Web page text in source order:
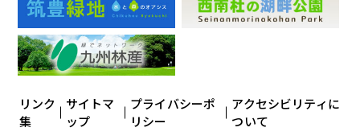
リンク
集
サイトマ
ップ
プライバシーポ
リシー
アクセシビリティに
ついて